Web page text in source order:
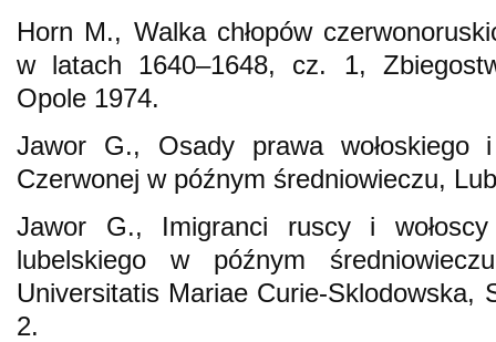
Horn M., Walka chłopów
w latach 1640–1648, cz. 1,
Opole 1974.
Jawor G., Osady prawa
Czerwonej w późnym średniowieczu,
Jawor G., Imigranci ruscy i
lubelskiego w późnym
Universitatis Mariae Curie-Sklodowska,
2.